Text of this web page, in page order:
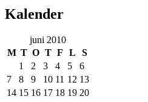
Kalender
juni 2010
M T O T F L
S
1
2 3 4 5
6
7
8 9 10 11 12 13
14 15 16 17 18 19 20